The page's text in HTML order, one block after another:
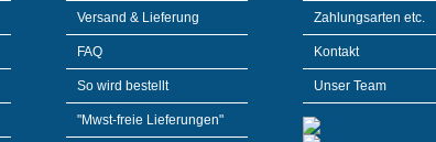
Versand & Lieferung
FAQ
So wird bestellt
"Mwst-freie Lieferungen"
Zahlungsarten etc.
Kontakt
Unser Team